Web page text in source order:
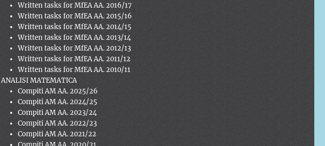
Written tasks for MfEA AA. 2016/17
Written tasks for MfEA AA. 2015/16
Written tasks for MfEA AA. 2014/15
Written tasks for MfEA AA. 2013/14
Written tasks for MfEA AA. 2012/13
Written tasks for MfEA AA. 2011/12
Written tasks for MfEA AA. 2010/11
ANALISI MATEMATICA
Compiti AM AA. 2025/26
Compiti AM AA. 2024/25
Compiti AM AA. 2023/24
Compiti AM AA. 2022/23
Compiti AM AA. 2021/22